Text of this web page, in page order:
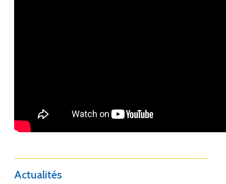
Actualités